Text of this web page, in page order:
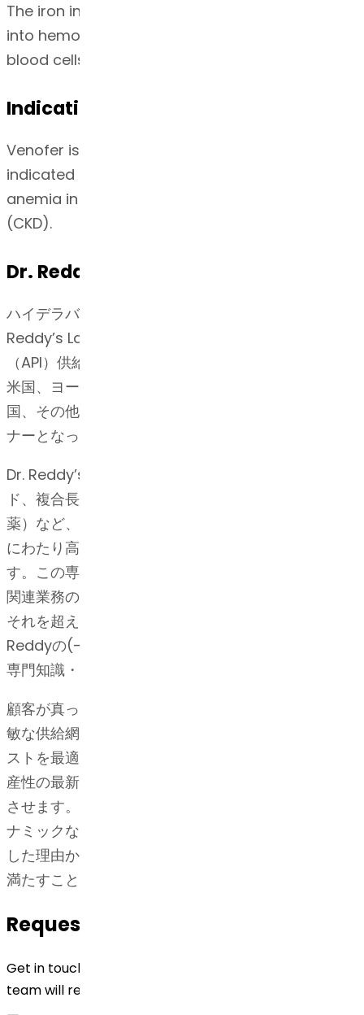
The iron in the precursor cells is incorporated
into hemoglobin as the cells mature into red
blood cells.
Indication
Venofer is an iron replacement product
indicated for the treatment of iron deficiency
anemia in patients with chronic kidney disease
(CKD).
Dr. Reddy’sの専門知識・技術
ハイデラバード（インド）に本社を構えるDr.
Reddy’s Laboratoriesは、世界的に有名な原薬
（API）供給業者です。Dr. Reddy’sのAPIビジネスは
米国、ヨーロッパ、ブラジル、南米、日本、中国、韓
国、その他の新興市場において製薬会社の推奨パート
ナーとなっています。
Dr. Reddy’sのAPIビジネスは、ステロイド、ペプチ
ド、複合長鎖分子、高薬理活性API（HPAPI /腫瘍学
薬）など、複合APIの開発・製造において、30年以上
にわたり高度な技術的実績を築き上げ、成長していま
す。この専門知識・技術は弊社の知的財産および規制
関連業務の実績と共に、一貫して規制基準を満たし、
それを超える優れた価値を生み出しています。Dr.
Reddyの(-) API, R&D (研究開発)、IP、規制の高度な
専門知識・技能の結果です。
顧客が真っ先に市場に参入するのに重要な要素は、機
敏な供給網です。弊社は全施設を効率的に、そしてコ
ストを最適化して稼働させ、品質と安全性、また、生
産性の最新基準に従うことで、そうした供給網を実現
させます。オフィスと工場の結びつきを強化し、ダイ
ナミックな市場の変化に迅速に対応しています。そう
した理由から、弊社は不足を解消して突発的な供給を
満たすことができるのです。
Request for Quotation
Get in touch with us by filling out the form below. Our
team will reach out to you shortly!